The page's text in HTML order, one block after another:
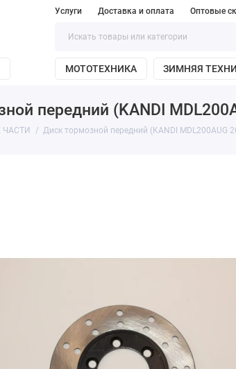
Услуги Доставка и оплата Оптовые
МОТОТЕХНИКА ЗИМНЯЯ
передний (KANDI
Диск тормозной передний (KANDI MDL200AUG